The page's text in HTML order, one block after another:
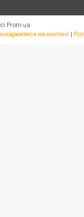
Prom.ua
на контент